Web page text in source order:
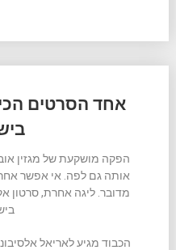
אחד הסרטים
הפקה מושקעת של מגזין
אותה גם לפה. אי אפשר
מדובר. ליגה אחרת, סרטון